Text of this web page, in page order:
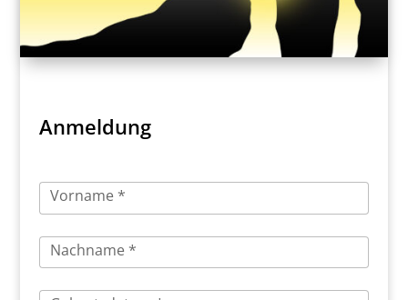
Anmeldung
Vorname *
Nachname *